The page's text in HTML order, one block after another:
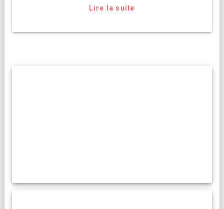
Lire la suite